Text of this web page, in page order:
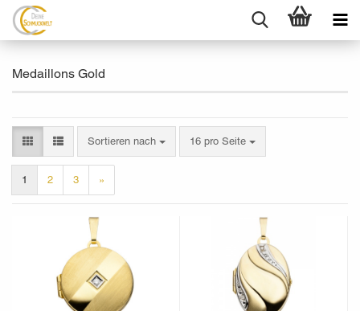
Medaillons Gold
Sortieren nach
Sortieren nach 16 pro Seite
pro Seite
1 2 3 »